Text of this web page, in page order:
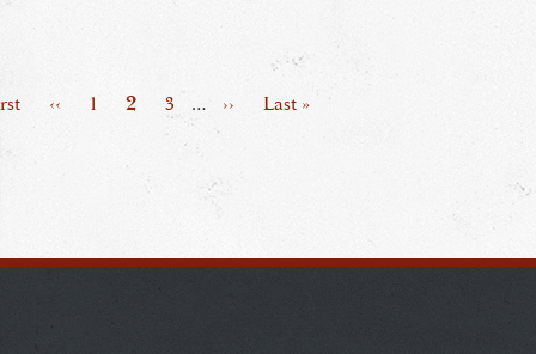
Page
‹‹ Page
1 Page
2 Page
3 …
Page
››
Dernière
Last »